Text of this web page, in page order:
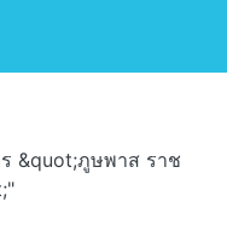
&quot;ภูษพาส ราช